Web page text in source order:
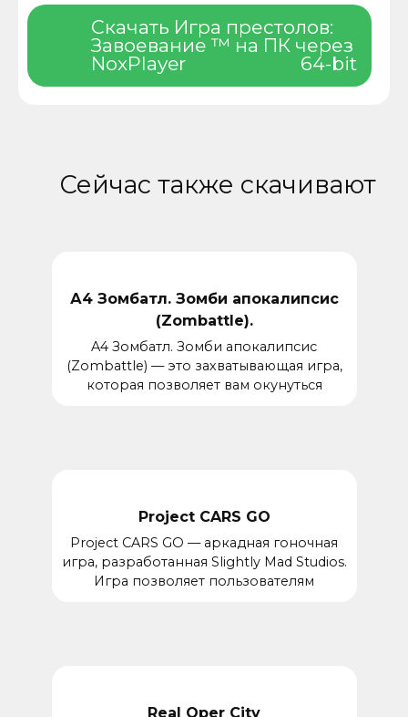
Скачать Игра престолов:
Завоевание ™ на ПК через
NoxPlayer
64-bit
Сейчас также скачивают
А4 Зомбатл. Зомби апокалипсис
(Zombattle).
A4 Зомбатл. Зомби апокалипсис
(Zombattle) — это захватывающая игра,
которая позволяет вам окунуться
Project CARS GO
Project CARS GO — аркадная гоночная
игра, разработанная Slightly Mad Studios.
Игра позволяет пользователям
Real Oper City